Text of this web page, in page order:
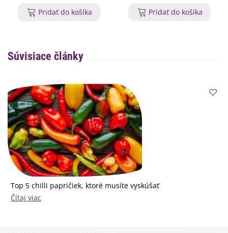
Pridať do košíka
Pridať do košíka
Súvisiace články
Top 5 chilli papričiek, ktoré musíte vyskúšať
Čítaj viac